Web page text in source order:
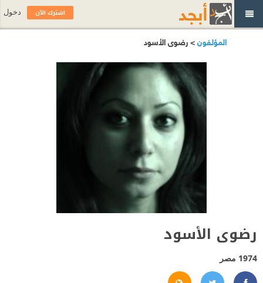
المؤلفون> رضوى الأسود
رضوى الأسود
1974 مصر
اشترك الآن دخول